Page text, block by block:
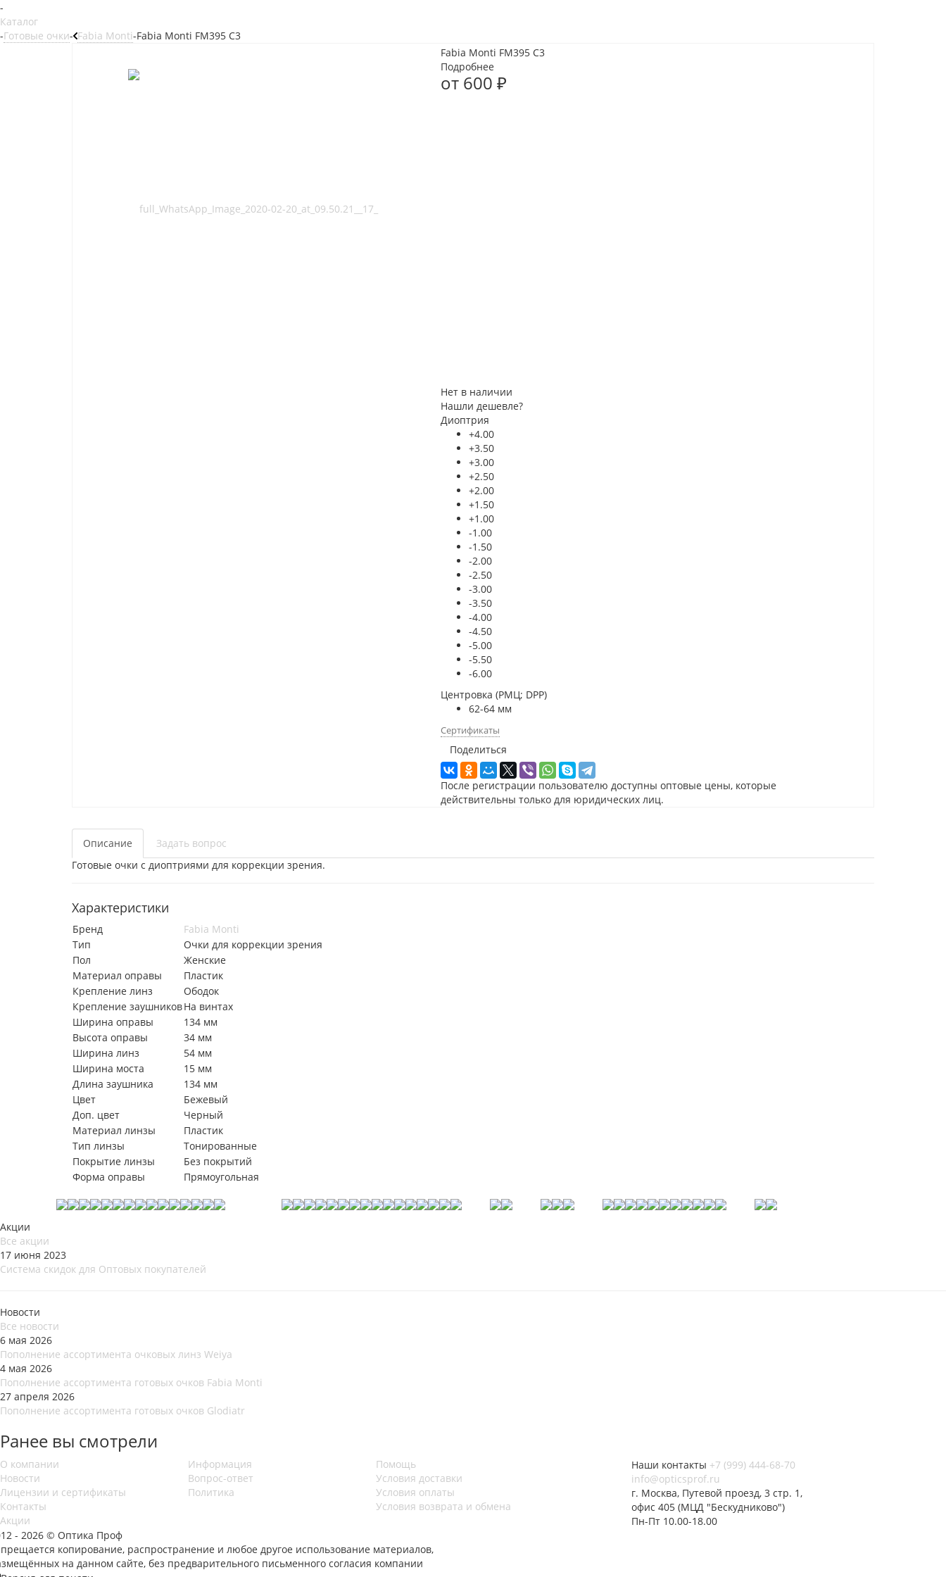
-
Каталог
-Готовые очки- Fabia Monti-Fabia Monti FM395 C3
Fabia Monti FM395 C3
Подробнее
от 600 ₽
Нет в наличии
Нашли дешевле?
Диоптрия
+4.00
+3.50
+3.00
+2.50
+2.00
+1.50
+1.00
-1.00
-1.50
-2.00
-2.50
-3.00
-3.50
-4.00
-4.50
-5.00
-5.50
-6.00
Центровка (РМЦ; DPP)
62-64 мм
Сертификаты
Поделиться
После регистрации пользователю доступны оптовые цены, которые
действительны только для юридических лиц.
Описание
Задать вопрос
Готовые очки с диоптриями для коррекции зрения.
Характеристики
Бренд
Fabia Monti
Тип
Очки для коррекции зрения
Пол
Женские
Материал оправы
Пластик
Крепление линз
Ободок
Крепление заушниковНа винтах
Ширина оправы
134 мм
Высота оправы
34 мм
Ширина линз
54 мм
Ширина моста
15 мм
Длина заушника
134 мм
Цвет
Бежевый
Доп. цвет
Черный
Материал линзы
Пластик
Тип линзы
Тонированные
Покрытие линзы
Без покрытий
Форма оправы
Прямоугольная
Акции
Все акции
17 июня 2023
Система скидок для Оптовых покупателей
Новости
Все новости
6 мая 2026
Пополнение ассортимента очковых линз Weiya
4 мая 2026
Пополнение ассортимента готовых очков Fabia Monti
27 апреля 2026
Пополнение ассортимента готовых очков Glodiatr
Ранее вы смотрели
О компании
Новости
Лицензии и сертификаты
Контакты
Акции
Информация
Вопрос-ответ
Политика
Помощь
Условия доставки
Условия оплаты
Условия возврата и обмена
Наши контакты +7 (999) 444-68-70
info@opticsprof.ru
г. Москва, Путевой проезд, 3 стр. 1,
офис 405 (МЦД "Бескудниково")
Пн-Пт 10.00-18.00
- 2026 © Оптика Проф
копирование, распространение и любое другое использование материалов,
на данном сайте, без предварительного письменного согласия компании